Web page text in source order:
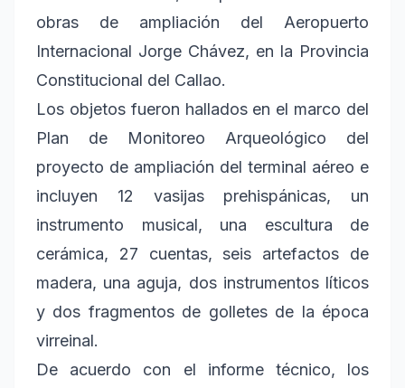
obras de ampliación del Aeropuerto
Internacional Jorge Chávez, en la Provincia
Constitucional del Callao.
Los objetos fueron hallados en el marco del
Plan de Monitoreo Arqueológico del
proyecto de ampliación del terminal aéreo e
incluyen 12 vasijas prehispánicas, un
instrumento musical, una escultura de
cerámica, 27 cuentas, seis artefactos de
madera, una aguja, dos instrumentos líticos
y dos fragmentos de golletes de la época
virreinal.
De acuerdo con el informe técnico, los